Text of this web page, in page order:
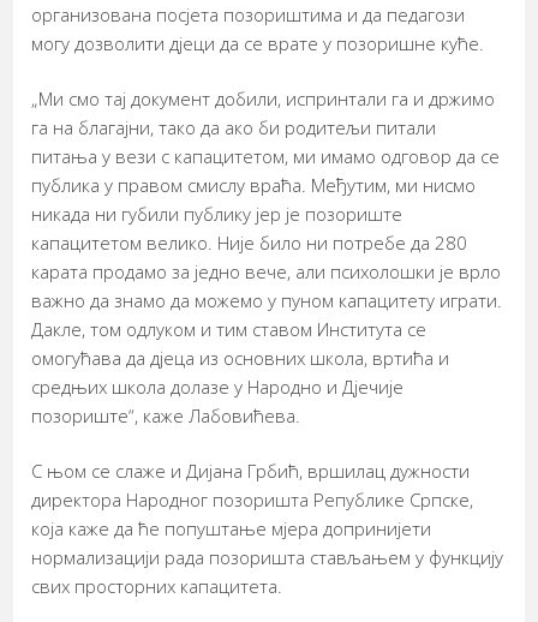
организована посјета позориштима и да педагози
могу дозволити дјеци да се врате у позоришне куће.
„Ми смо тај документ добили, испринтали га и држимо
га на благајни, тако да ако би родитељи питали
питања у вези с капацитетом, ми имамо одговор да се
публика у правом смислу враћа. Међутим, ми нисмо
никада ни губили публику јер је позориште
капацитетом велико. Није било ни потребе да 280
карата продамо за једно вече, али психолошки је врло
важно да знамо да можемо у пуном капацитету играти.
Дакле, том одлуком и тим ставом Института се
омогућава да дјеца из основних школа, вртића и
средњих школа долазе у Народно и Дјечије
позориште“, каже Лабовићева.
С њом се слаже и Дијана Грбић, вршилац дужности
директора Народног позоришта Републике Српске,
која каже да ће попуштање мјера допринијети
нормализацији рада позоришта стављањем у функцију
свих просторних капацитета.